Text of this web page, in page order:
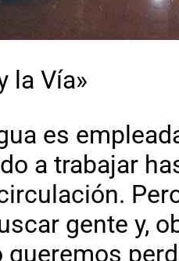
la Vía»
es
a trabajar
gente y,